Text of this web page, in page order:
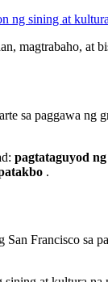
ng sining at kultura
magtrabaho, at
sa paggawa ng
pagtataguyod
.
Francisco sa